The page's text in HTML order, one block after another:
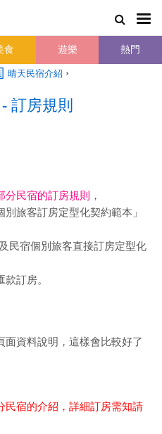
食 遊樂 熱門
晴天民宿介紹 ›
訂房規則
分民宿的訂房規則
，
旅客訂房定型化契約範本」
民宿個別旅客直接訂房定型化
訂房。
資料說明，這樣會比較好了
民宿的介紹，詳細訂房需知請